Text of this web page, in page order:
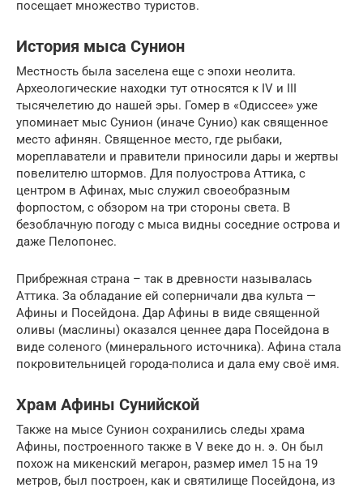
посещает множество туристов.
История мыса Сунион
Местность была заселена еще с эпохи неолита.
Археологические находки тут относятся к IV и III
тысячелетию до нашей эры. Гомер в «Одиссее» уже
упоминает мыс Сунион (иначе Сунио) как священное
место афинян. Священное место, где рыбаки,
мореплаватели и правители приносили дары и жертвы
повелителю штормов. Для полуострова Аттика, с
центром в Афинах, мыс служил своеобразным
форпостом, с обзором на три стороны света. В
безоблачную погоду с мыса видны соседние острова и
даже Пелопонес.
Прибрежная страна – так в древности называлась
Аттика. За обладание ей соперничали два культа —
Афины и Посейдона. Дар Афины в виде священной
оливы (маслины) оказался ценнее дара Посейдона в
виде соленого (минерального источника). Афина стала
покровительницей города-полиса и дала ему своё имя.
Храм Афины Сунийской
Также на мысе Сунион сохранились следы храма
Афины, построенного также в V веке до н. э. Он был
похож на микенский мегарон, размер имел 15 на 19
метров, был построен, как и святилище Посейдона, из